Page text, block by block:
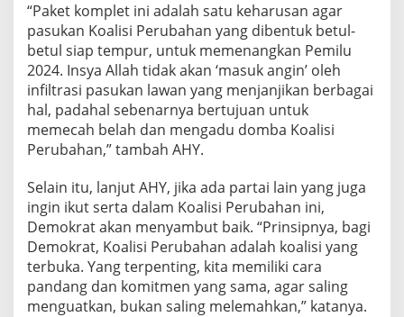
“Paket komplet ini adalah satu keharusan agar
pasukan Koalisi Perubahan yang dibentuk betul-
betul siap tempur, untuk memenangkan Pemilu
2024. Insya Allah tidak akan ‘masuk angin’ oleh
infiltrasi pasukan lawan yang menjanjikan berbagai
hal, padahal sebenarnya bertujuan untuk
memecah belah dan mengadu domba Koalisi
Perubahan,” tambah AHY.
Selain itu, lanjut AHY, jika ada partai lain yang juga
ingin ikut serta dalam Koalisi Perubahan ini,
Demokrat akan menyambut baik. “Prinsipnya, bagi
Demokrat, Koalisi Perubahan adalah koalisi yang
terbuka. Yang terpenting, kita memiliki cara
pandang dan komitmen yang sama, agar saling
menguatkan, bukan saling melemahkan,” katanya.